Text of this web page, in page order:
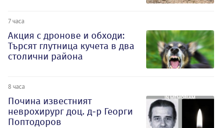
7 часа
Акция с дронове и обходи:
Търсят глутница кучета в два
столични района
8 часа
Почина известният
неврохирург доц. д-р Георги
Поптодоров